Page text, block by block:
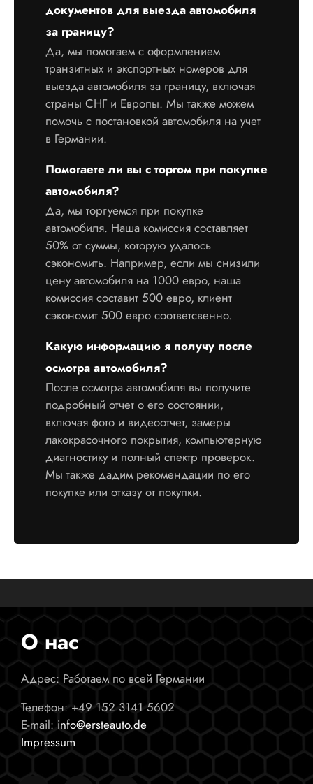
документов для выезда автомобиля
за границу?
Да, мы помогаем с оформлением
транзитных и экспортных номеров для
выезда автомобиля за границу, включая
страны СНГ и Европы. Мы также можем
помочь с постановкой автомобиля на учет
в Германии.
Помогаете ли вы с торгом при покупке
автомобиля?
Да, мы торгуемся при покупке
автомобиля. Наша комиссия составляет
50% от суммы, которую удалось
сэкономить. Например, если мы снизили
цену автомобиля на 1000 евро, наша
комиссия составит 500 евро, клиент
сэкономит 500 евро соответсвенно.
Какую информацию я получу после
осмотра автомобиля?
После осмотра автомобиля вы получите
подробный отчет о его состоянии,
включая фото и видеоотчет, замеры
лакокрасочного покрытия, компьютерную
диагностику и полный спектр проверок.
Мы также дадим рекомендации по его
покупке или отказу от покупки.
О нас
Адрес: Работаем по всей Германии
Телефон:+49 152 3141 5602
E-mail: info@ersteauto.de
Impressum